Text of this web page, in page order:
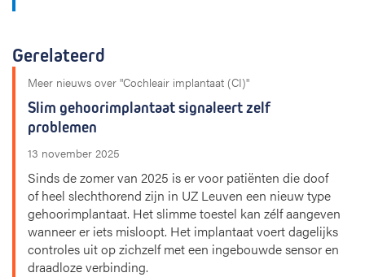
Gerelateerd
Meer nieuws over "Cochleair implantaat (CI)"
Slim gehoorimplantaat signaleert zelf
problemen
13 november 2025
Sinds de zomer van 2025 is er voor patiënten die doof
of heel slechthorend zijn in UZ Leuven een nieuw type
gehoorimplantaat. Het slimme toestel kan zélf aangeven
wanneer er iets misloopt. Het implantaat voert dagelijks
controles uit op zichzelf met een ingebouwde sensor en
draadloze verbinding.